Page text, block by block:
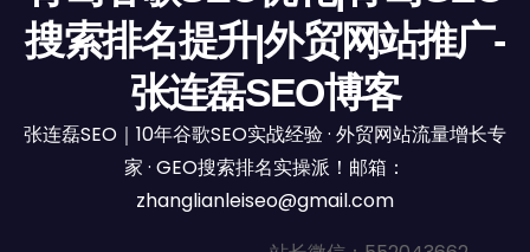
搜索排名提升|外贸网站推广-
张连磊SEO博客
张连磊SEO｜10年谷歌SEO实战经验 · 外贸网站流量增长专
家 · GEO搜索排名实操派！邮箱：
zhanglianleiseo@gmail.com